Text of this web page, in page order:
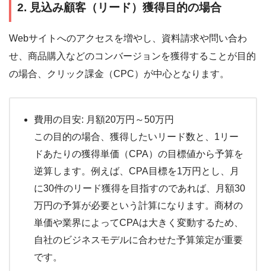
2. 見込み顧客（リード）獲得目的の場合
Webサイトへのアクセスを増やし、資料請求や問い合わ
せ、商品購入などのコンバージョンを獲得することが目的
の場合、クリック課金（CPC）が中心となります。
費用の目安: 月額20万円～50万円
この目的の場合、獲得したいリード数と、1リー
ドあたりの獲得単価（CPA）の目標値から予算を
逆算します。例えば、CPA目標を1万円とし、月
に30件のリード獲得を目指すのであれば、月額30
万円の予算が必要という計算になります。商材の
単価や業界によってCPAは大きく変動するため、
自社のビジネスモデルに合わせた予算策定が重要
です。